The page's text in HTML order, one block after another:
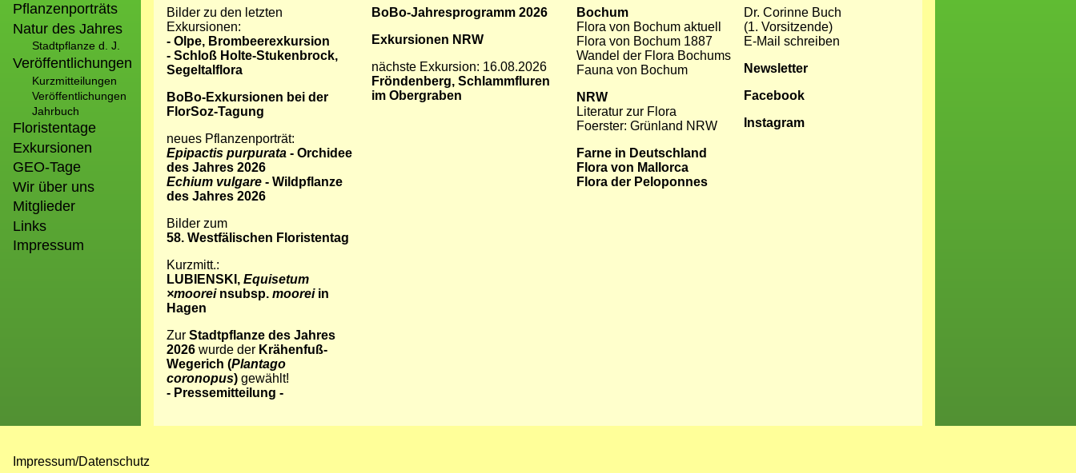
Pflanzenporträts
Natur des Jahres
Stadtpflanze d. J.
Veröffentlichungen
Kurzmitteilungen
Veröffentlichungen
Jahrbuch
Floristentage
Exkursionen
GEO-Tage
Wir über uns
Mitglieder
Links
Impressum
Bilder zu den letzten
Exkursionen:
- Olpe, Brombeerexkursion
- Schloß Holte-Stukenbrock,
Segeltalflora
BoBo-Exkursionen bei der
FlorSoz-Tagung
neues Pflanzenporträt:
Epipactis purpurata - Orchidee
des Jahres 2026
Echium vulgare - Wildpflanze
des Jahres 2026
Bilder zum
58. Westfälischen Floristentag
Kurzmitt.:
LUBIENSKI, Equisetum
×moorei nsubsp. moorei in
Hagen
Zur Stadtpflanze des Jahres
2026 wurde der Krähenfuß-
Wegerich (Plantago
coronopus) gewählt!
- Pressemitteilung -
BoBo-Jahresprogramm 2026
Exkursionen NRW
nächste Exkursion: 16.08.2026
Fröndenberg, Schlammfluren
im Obergraben
Bochum
Flora von Bochum aktuel
Flora von Bochum 1887
Wandel der Flora Bochums
Fauna von Bochum
NRW
Literatur zur Flora
Foerster: Grünland NRW
Farne in Deutschland
Flora von Mallorca
Flora der Peloponnes
Dr. Corinne Buch
(1. Vorsitzende)
E-Mail schreiben
Newsletter
Facebook
Instagram
Impressum/Datenschutz